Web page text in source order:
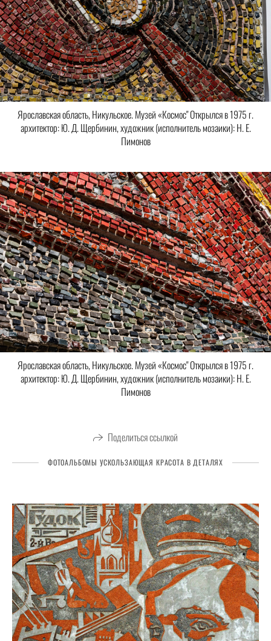
Ярославская область, Никульское. Музей «Космос" Открылся в 1975 г.
архитектор: Ю. Д. Щербинин, художник (исполнитель мозаики): Н. Е.
Пимонов
Ярославская область, Никульское. Музей «Космос" Открылся в 1975 г.
архитектор: Ю. Д. Щербинин, художник (исполнитель мозаики): Н. Е.
Пимонов
Поделиться ссылкой
ФОТОАЛЬБОМЫ УСКОЛЬЗАЮЩАЯ КРАСОТА В ДЕТАЛЯХ